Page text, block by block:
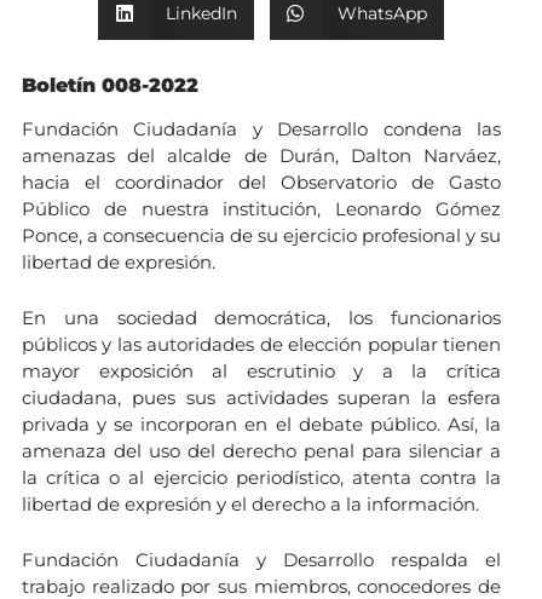
LinkedIn WhatsApp
Boletín 008-2022
Fundación Ciudadanía y Desarrollo condena las
amenazas del alcalde de Durán, Dalton Narváez,
hacia el coordinador del Observatorio de Gasto
Público de nuestra institución, Leonardo Gómez
Ponce, a consecuencia de su ejercicio profesional y su
libertad de expresión.
En una sociedad democrática, los funcionarios
públicos y las autoridades de elección popular tienen
mayor exposición al escrutinio y a la crítica
ciudadana, pues sus actividades superan la esfera
privada y se incorporan en el debate público. Así, la
amenaza del uso del derecho penal para silenciar a
la crítica o al ejercicio periodístico, atenta contra la
libertad de expresión y el derecho a la información.
Fundación Ciudadanía y Desarrollo respalda el
trabajo realizado por sus miembros, conocedores de